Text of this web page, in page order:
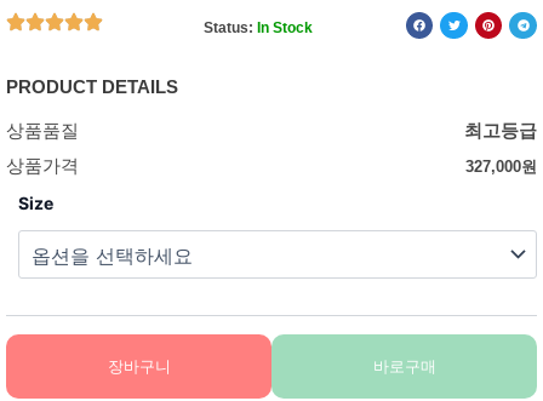
Status: In Stock
PRODUCT DETAILS
상품품질
최고등급
상품가격
327,000원
Size
장바구니 바로구매